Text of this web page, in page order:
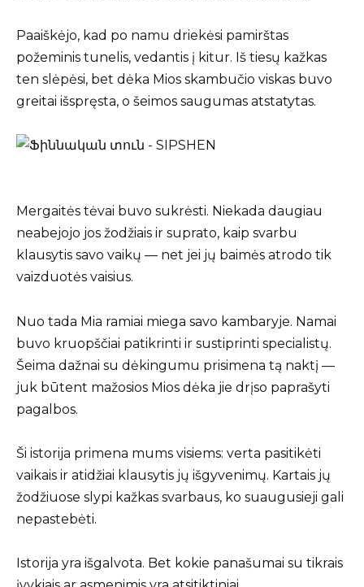
Paaiškėjo, kad po namu driekėsi pamirštas
požeminis tunelis, vedantis į kitur. Iš tiesų kažkas
ten slėpėsi, bet dėka Mios skambučio viskas buvo
greitai išspręsta, o šeimos saugumas atstatytas.
Mergaitės tėvai buvo sukrėsti. Niekada daugiau
neabejojo jos žodžiais ir suprato, kaip svarbu
klausytis savo vaikų — net jei jų baimės atrodo tik
vaizduotės vaisius.
Nuo tada Mia ramiai miega savo kambaryje. Namai
buvo kruopščiai patikrinti ir sustiprinti specialistų.
Šeima dažnai su dėkingumu prisimena tą naktį —
juk būtent mažosios Mios dėka jie drįso paprašyti
pagalbos.
Ši istorija primena mums visiems: verta pasitikėti
vaikais ir atidžiai klausytis jų išgyvenimų. Kartais jų
žodžiuose slypi kažkas svarbaus, ko suaugusieji gali
nepastebėti.
Istorija yra išgalvota. Bet kokie panašumai su tikrais